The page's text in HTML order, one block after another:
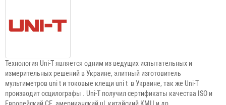
Технология Uni-T является одним из ведущих испытательных и
измерительных решений в Украине, элитный изготовитель
мультиметров uni t и токовые клещи uni t в Украине, так же Uni-T
производит осцилографы . Uni-T получил сертификаты качества ISO и